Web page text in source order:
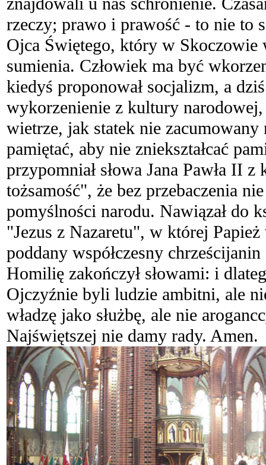
rzeczy; prawo i prawość - to nie to
Ojca Świętego, który w Skoczowie
sumienia. Człowiek ma być
kiedyś proponował socjalizm, a
wykorzenienie z kultury
wietrze, jak statek nie
pamiętać, aby nie zniekształcać
przypomniał słowa Jana Pawła II
tożsamość", że bez przebaczenia
pomyślności narodu. Nawiązał do
"Jezus z Nazaretu", w której
poddany współczesny
Homilię zakończył słowami: i
Ojczyźnie byli ludzie ambitni, ale
władzę jako służbę, ale nie
Najświętszej nie damy rady. Amen.